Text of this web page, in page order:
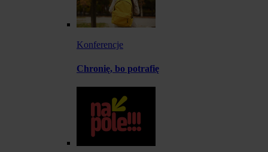
Konferencje
Chronię, bo potrafię